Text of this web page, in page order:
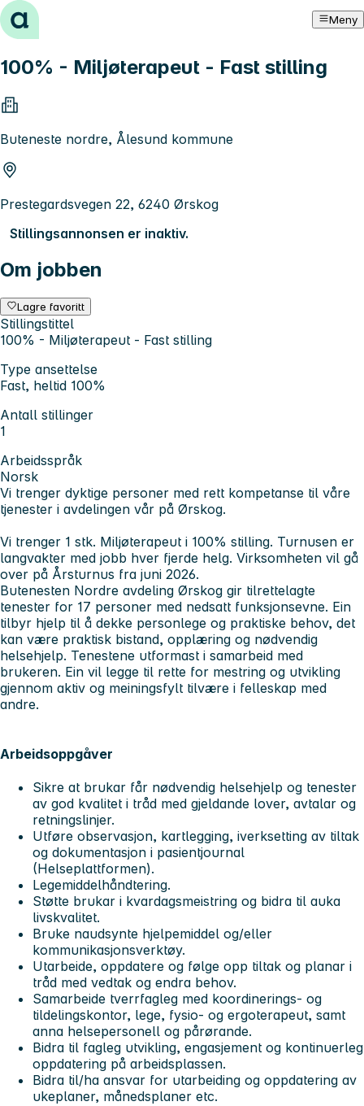
Hopp til innhold Meny
100% - Miljøterapeut - Fast stilling
Buteneste nordre, Ålesund kommune
Prestegardsvegen 22, 6240 Ørskog
Stillingsannonsen er inaktiv.
Om jobben
Lagre favoritt
Stillingstittel
100% - Miljøterapeut - Fast stilling
Type ansettelse
Fast, heltid 100%
Antall stillinger
1
Arbeidsspråk
Norsk
Vi trenger dyktige personer med rett kompetanse til våre
tjenester i avdelingen vår på Ørskog.
Vi trenger 1 stk. Miljøterapeut i 100% stilling. Turnusen er
langvakter med jobb hver fjerde helg. Virksomheten vil gå
over på Årsturnus fra juni 2026.
Butenesten Nordre avdeling Ørskog gir tilrettelagte
tenester for 17 personer med nedsatt funksjonsevne. Ein
tilbyr hjelp til å dekke personlege og praktiske behov, det
kan være praktisk bistand, opplæring og nødvendig
helsehjelp. Tenestene utformast i samarbeid med
brukeren. Ein vil legge til rette for mestring og utvikling
gjennom aktiv og meiningsfylt tilvære i felleskap med
andre.
Arbeidsoppgåver
Sikre at brukar får nødvendig helsehjelp og tenester
av god kvalitet i tråd med gjeldande lover, avtalar og
retningslinjer.
Utføre observasjon, kartlegging, iverksetting av tiltak
og dokumentasjon i pasientjournal
(Helseplattformen).
Legemiddelhåndtering.
Støtte brukar i kvardagsmeistring og bidra til auka
livskvalitet.
Bruke naudsynte hjelpemiddel og/eller
kommunikasjonsverktøy.
Utarbeide, oppdatere og følge opp tiltak og planar i
tråd med vedtak og endra behov.
Samarbeide tverrfagleg med koordinerings- og
tildelingskontor, lege, fysio- og ergoterapeut, samt
anna helsepersonell og pårørande.
Bidra til fagleg utvikling, engasjement og kontinuerleg
oppdatering på arbeidsplassen.
Bidra til/ha ansvar for utarbeiding og oppdatering av
ukeplaner, månedsplaner etc.